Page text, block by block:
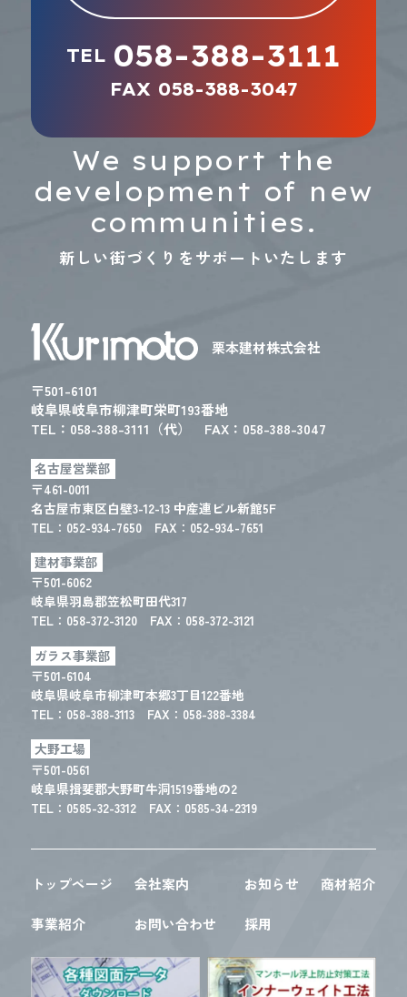
TEL 058-388-3111
FAX 058-388-3047
We support the
development of new
communities.
新しい街づくりをサポートいたします
栗本建材株式会社
〒501-6101
岐阜県岐阜市柳津町栄町193番地
TEL： 058-388-3111（代） FAX：058-388-3047
名古屋営業部
〒461-0011
名古屋市東区白壁3-12-13 中産連ビル新館5F
TEL： 052-934-7650
FAX：052-934-7651
建材事業部
〒501-6062
岐阜県羽島郡笠松町田代317
TEL： 058-372-3120
FAX：058-372-3121
ガラス事業部
〒501-6104
岐阜県岐阜市柳津町本郷3丁目122番地
TEL： 058-388-3113
FAX：058-388-3384
大野工場
〒501-0561
岐阜県揖斐郡大野町牛洞1519番地の2
TEL： 0585-32-3312 FAX：0585-34-2319
トップページ 会社案内 お知らせ 商材紹介
事業紹介 お問い合わせ 採用